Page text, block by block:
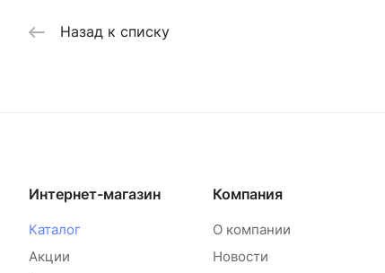
Назад к списку
Интернет-магазин
Каталог
Акции
Компания
О компании
Новости